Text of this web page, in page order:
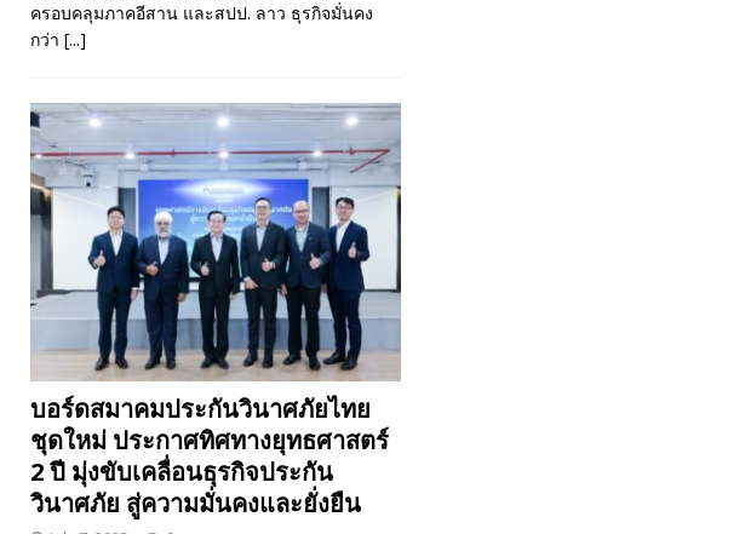
ครอบคลุมภาคอีสาน และสปป. ลาว ธุรกิจมั่นคง
กว่า [...]
บอร์ดสมาคมประกันวินาศภัยไทย
ชุดใหม่ ประกาศทิศทางยุทธศาสตร์
2 ปี มุ่งขับเคลื่อนธุรกิจประกัน
วินาศภัย สู่ความมั่นคงและยั่งยืน